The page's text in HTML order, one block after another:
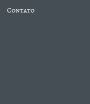
Contato